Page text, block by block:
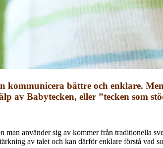
bättre och enklare.
Babytecken, eller ”tecken som
använder sig av kommer från traditionella
av talet och kan därför enklare förstå vad